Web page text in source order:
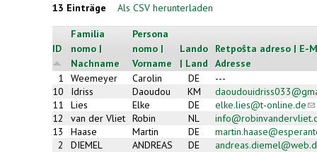
13 Einträge Als CSV herunterladen
ID
Familia
nomo |
Nachname
Persona
nomo |
Vorname
Lando
| Land
Retpoŝta adreso | E-
Adresse
1
Weemeyer Carolin DE
---
10
Idriss Daoudou KM
11
Lies Elke DE elke.lies@t-online.de
e-
12 van der Vliet Robin NL
13
Haase Martin DE
2
DIEMEL ANDREAS DE